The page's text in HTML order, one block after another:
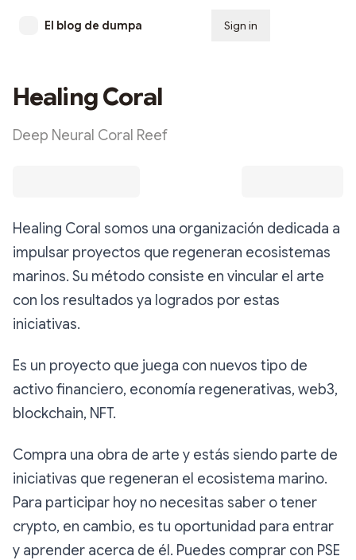
El blog de dumpa Sign in
Healing Coral
Deep Neural Coral Reef
Healing Coral somos una organización dedicada a
impulsar proyectos que regeneran ecosistemas
marinos. Su método consiste en vincular el arte
con los resultados ya logrados por estas
iniciativas.
Es un proyecto que juega con nuevos tipo de
activo financiero, economía regenerativas, web3,
blockchain, NFT.
Compra una obra de arte y estás siendo parte de
iniciativas que regeneran el ecosistema marino.
Para participar hoy no necesitas saber o tener
crypto, en cambio, es tu oportunidad para entrar
y aprender acerca de él. Puedes comprar con PSE